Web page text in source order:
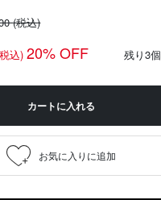
(税込)
込) 20% OFF 残り3個
カートに入れる